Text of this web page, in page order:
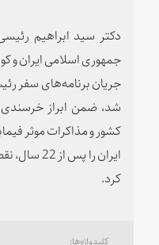
دکتر سید ابراهیم
جمهوری اسلامی ایران و
جریان برنامه‌های سفر
شد، ضمن ابراز
کشور و مذاکرات موثر
ایران را
کرد.